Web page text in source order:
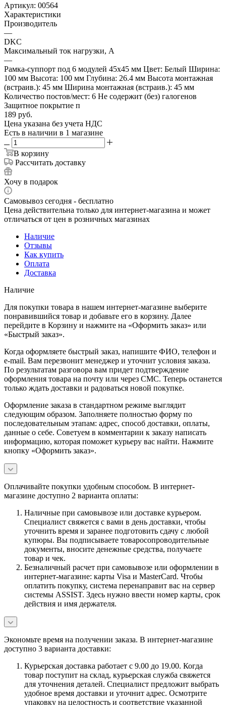
Артикул: 00564
Характеристики
Производитель
—
DKC
Максимальный ток нагрузки, А
—
Рамка-суппорт под 6 модулей 45х45 мм Цвет: Белый Ширина:
100 мм Высота: 100 мм Глубина: 26.4 мм Высота монтажная
(встраив.): 45 мм Ширина монтажная (встраив.): 45 мм
Количество постов/мест: 6 Не содержит (без) галогенов
Защитное покрытие п
189 руб.
Цена указана без учета НДС
Есть в наличии в 1 магазине
В корзину
Рассчитать доставку
Хочу в подарок
Самовывоз сегодня - бесплатно
Цена действительна только для интернет-магазина и может
отличаться от цен в розничных магазинах
Наличие
Отзывы
Как купить
Оплата
Доставка
Наличие
Для покупки товара в нашем интернет-магазине выберите
понравившийся товар и добавьте его в корзину. Далее
перейдите в Корзину и нажмите на «Оформить заказ» или
«Быстрый заказ».
Когда оформляете быстрый заказ, напишите ФИО, телефон и
e-mail. Вам перезвонит менеджер и уточнит условия заказа.
По результатам разговора вам придет подтверждение
оформления товара на почту или через СМС. Теперь останется
только ждать доставки и радоваться новой покупке.
Оформление заказа в стандартном режиме выглядит
следующим образом. Заполняете полностью форму по
последовательным этапам: адрес, способ доставки, оплаты,
данные о себе. Советуем в комментарии к заказу написать
информацию, которая поможет курьеру вас найти. Нажмите
кнопку «Оформить заказ».
Оплачивайте покупки удобным способом. В интернет-
магазине доступно 2 варианта оплаты:
Наличные при самовывозе или доставке курьером.
Специалист свяжется с вами в день доставки, чтобы
уточнить время и заранее подготовить сдачу с любой
купюры. Вы подписываете товаросопроводительные
документы, вносите денежные средства, получаете
товар и чек.
Безналичный расчет при самовывозе или оформлении в
интернет-магазине: карты Visa и MasterCard. Чтобы
оплатить покупку, система перенаправит вас на сервер
системы ASSIST. Здесь нужно ввести номер карты, срок
действия и имя держателя.
Экономьте время на получении заказа. В интернет-магазине
доступно 3 варианта доставки:
Курьерская доставка работает с 9.00 до 19.00. Когда
товар поступит на склад, курьерская служба свяжется
для уточнения деталей. Специалист предложит выбрать
удобное время доставки и уточнит адрес. Осмотрите
упаковку на целостность и соответствие указанной